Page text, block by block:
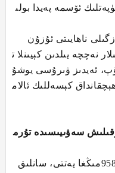
ئۆسمە پەيدا بولى
ناھايىتى ئۇزۇن
نەچچە يىلدىن كېيىنلا ت
ئەيدىز ۋىرۇسى يوشۇ
كېسەللىك ئالام
سەۋىيىسىدە تۇرم
مەملىكەت بويىچە ھايات قالغانلار 958مىڭغا يەتتى، سانلىق